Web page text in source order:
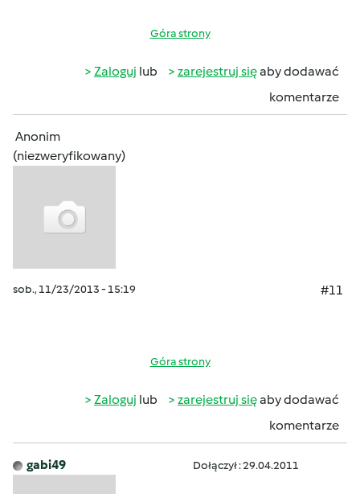
Góra strony
Zaloguj lub zarejestruj sięaby dodawać
komentarze
Anonim
(niezweryfikowany)
sob., 11/23/2013 - 15:19 #11
Góra strony
Zaloguj lub zarejestruj sięaby dodawać
komentarze
gabi49 Dołączył : 29.04.2011